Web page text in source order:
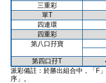
三重彩
單T
四連環
四重彩
第八口孖寶
第四口孖T
派彩備註：於勝出組合中，「F
序」。